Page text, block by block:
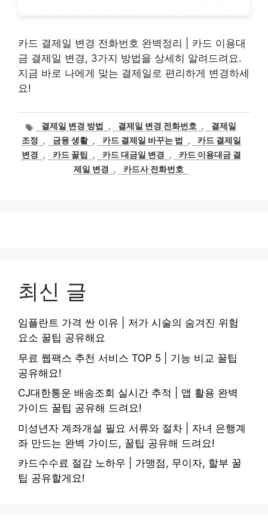
카드 결제일 변경 전화번호 완벽정리 | 카드 이용대
금 결제일 변경, 3가지 방법을 상세히 알려드려요.
지금 바로 나에게 맞는 결제일로 편리하게 변경하세
요!
태
그
결제일 변경 방법 , 결제일 변경 전화번호 ,
결제일
조정
, 금융 생활 , 카드 결제일 바꾸는 법 ,
카드 결제일
변경
, 카드 꿀팁 , 카드 대금일 변경 ,
카드 이용대금 결
제일 변경
, 카드사 전화번호
최신 글
임플란트 가격 싼 이유 | 저가 시술의 숨겨진 위험
요소 꿀팁 공유해요
무료 웹팩스 추천 서비스 TOP 5 | 기능 비교 꿀팁
공유해요!
CJ대한통운 배송조회 실시간 추적 | 앱 활용 완벽
가이드 꿀팁 공유해 드려요!
미성년자 계좌개설 필요 서류와 절차 | 자녀 은행계
좌 만드는 완벽 가이드, 꿀팁 공유해 드려요!
카드수수료 절감 노하우 | 가맹점, 무이자, 할부 꿀
팁 공유할게요!